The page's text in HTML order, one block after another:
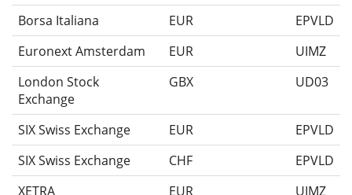
Borsa Italiana
EUR
EPVLD
Euronext Amsterdam
EUR
UIMZ
London Stock
Exchange
GBX UD03
SIX Swiss Exchange EUR
EPVLD
SIX Swiss Exchange
CHF
EPVLD
XETRA
EUR UIMZ